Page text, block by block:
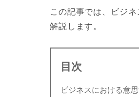
この記事では、ビジ
解説します。
目次
ビジネスにおける意